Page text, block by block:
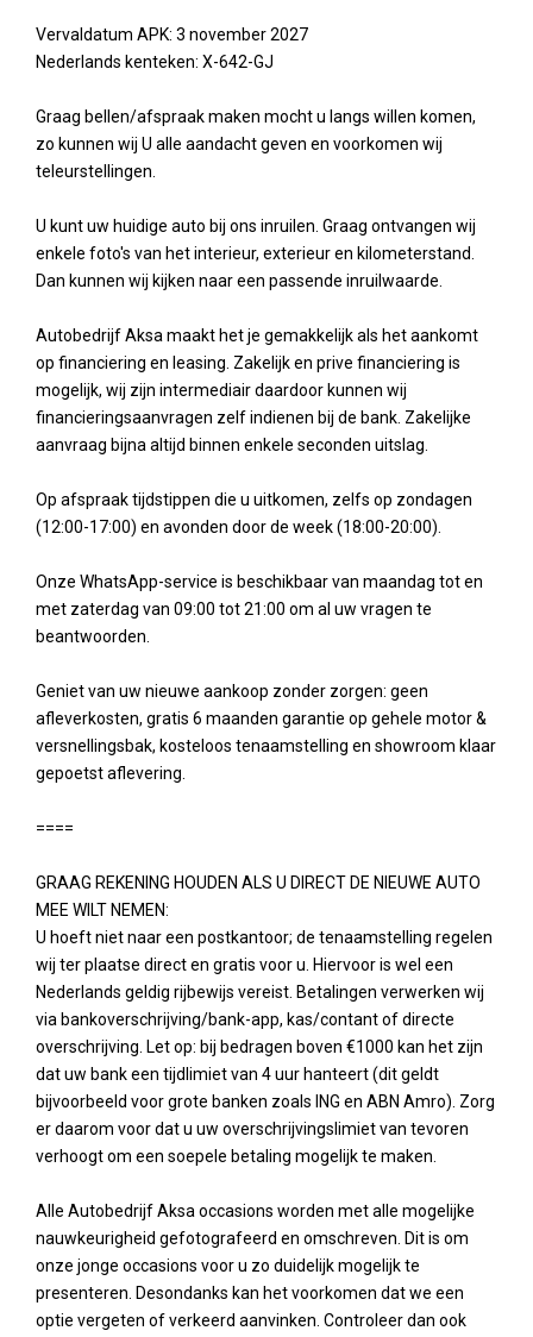
Vervaldatum APK: 3 november 2027
Nederlands kenteken: X-642-GJ
Graag bellen/afspraak maken mocht u langs willen komen,
zo kunnen wij U alle aandacht geven en voorkomen wij
teleurstellingen.
U kunt uw huidige auto bij ons inruilen. Graag ontvangen wij
enkele foto's van het interieur, exterieur en kilometerstand.
Dan kunnen wij kijken naar een passende inruilwaarde.
Autobedrijf Aksa maakt het je gemakkelijk als het aankomt
op financiering en leasing. Zakelijk en prive financiering is
mogelijk, wij zijn intermediair daardoor kunnen wij
financieringsaanvragen zelf indienen bij de bank. Zakelijke
aanvraag bijna altijd binnen enkele seconden uitslag.
Op afspraak tijdstippen die u uitkomen, zelfs op zondagen
(12:00-17:00) en avonden door de week (18:00-20:00).
Onze WhatsApp-service is beschikbaar van maandag tot en
met zaterdag van 09:00 tot 21:00 om al uw vragen te
beantwoorden.
Geniet van uw nieuwe aankoop zonder zorgen: geen
afleverkosten, gratis 6 maanden garantie op gehele motor &
versnellingsbak, kosteloos tenaamstelling en showroom klaar
gepoetst aflevering.
====
GRAAG REKENING HOUDEN ALS U DIRECT DE NIEUWE AUTO
MEE WILT NEMEN:
U hoeft niet naar een postkantoor; de tenaamstelling regelen
wij ter plaatse direct en gratis voor u. Hiervoor is wel een
Nederlands geldig rijbewijs vereist. Betalingen verwerken wij
via bankoverschrijving/bank-app, kas/contant of directe
overschrijving. Let op: bij bedragen boven €1000 kan het zijn
dat uw bank een tijdlimiet van 4 uur hanteert (dit geldt
bijvoorbeeld voor grote banken zoals ING en ABN Amro). Zorg
er daarom voor dat u uw overschrijvingslimiet van tevoren
verhoogt om een soepele betaling mogelijk te maken.
Alle Autobedrijf Aksa occasions worden met alle mogelijke
nauwkeurigheid gefotografeerd en omschreven. Dit is om
onze jonge occasions voor u zo duidelijk mogelijk te
presenteren. Desondanks kan het voorkomen dat we een
optie vergeten of verkeerd aanvinken. Controleer dan ook